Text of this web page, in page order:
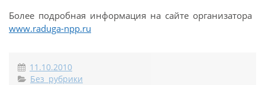
Более подробная информация на сайте организатора
www.raduga-npp.ru
11.10.2010
Без рубрики